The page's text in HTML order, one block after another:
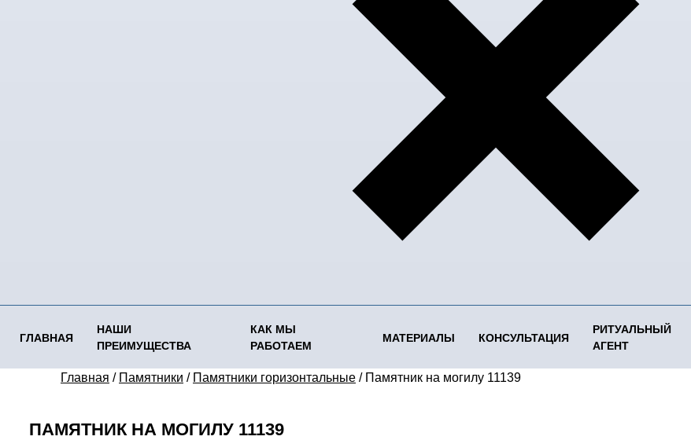
ГЛАВНАЯ
НАШИ
ПРЕИМУЩЕСТВА
КАК МЫ
РАБОТАЕМ
МАТЕРИАЛЫ КОНСУЛЬТАЦИЯ
РИТУАЛЬНЫЙ
АГЕНТ
Главная / Памятники / Памятники горизонтальные / Памятник на могилу 11139
ПАМЯТНИК НА МОГИЛУ 11139